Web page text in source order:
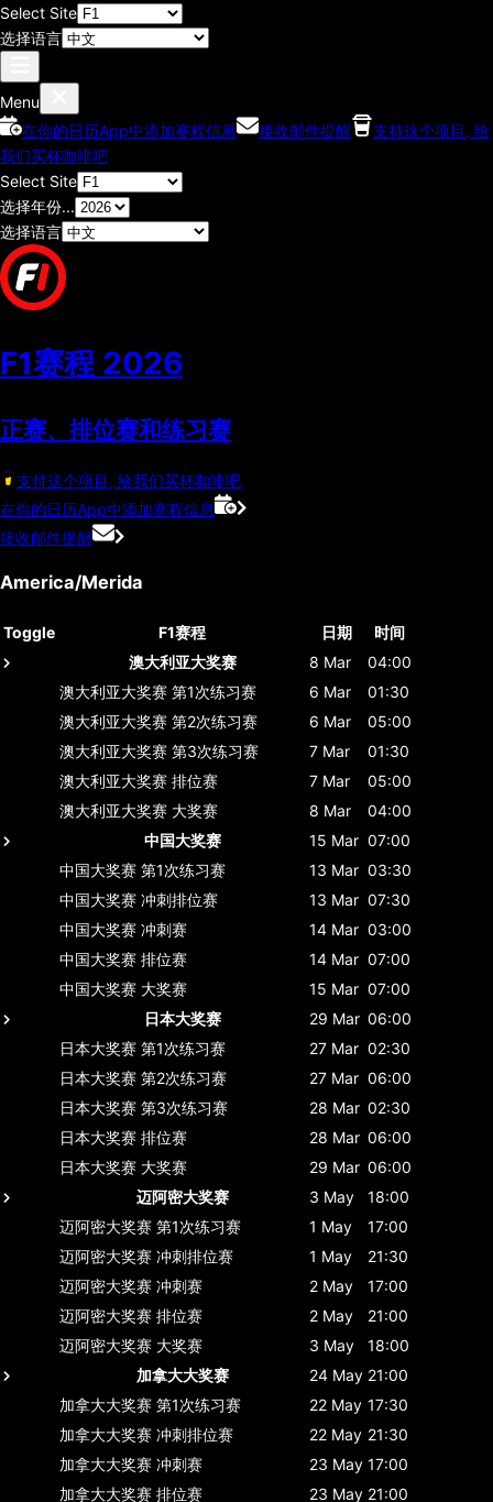
Select Site
选择语言
Menu
在你的日历App中添加赛程信息
接收邮件提醒
支持这个项目, 给
我们买杯咖啡吧
Select Site
选择年份...
选择语言
F1赛程 2026
正赛、排位赛和练习赛
支持这个项目, 给我们买杯咖啡吧
在你的日历App中添加赛程信息
接收邮件提醒
America/Merida
Toggle F1赛程 日期
时间
澳大利亚大奖赛
8 Mar
04:00
澳大利亚大奖赛 第1次练习赛 6 Mar
01:30
澳大利亚大奖赛 第2次练习赛 6 Mar
05:00
澳大利亚大奖赛 第3次练习赛 7 Mar
01:30
澳大利亚大奖赛 排位赛 7 Mar
05:00
澳大利亚大奖赛 大奖赛 8 Mar
04:00
中国大奖赛
15 Mar 07:00
中国大奖赛 第1次练习赛 13 Mar 03:30
中国大奖赛 冲刺排位赛 13 Mar 07:30
中国大奖赛 冲刺赛 14 Mar 03:00
中国大奖赛 排位赛 14 Mar 07:00
中国大奖赛 大奖赛 15 Mar 07:00
日本大奖赛
29 Mar 06:00
日本大奖赛 第1次练习赛 27 Mar 02:30
日本大奖赛 第2次练习赛 27 Mar 06:00
日本大奖赛 第3次练习赛 28 Mar 02:30
日本大奖赛 排位赛 28 Mar 06:00
日本大奖赛 大奖赛 29 Mar 06:00
迈阿密大奖赛
3 May
18:00
迈阿密大奖赛 第1次练习赛 1 May
17:00
迈阿密大奖赛 冲刺排位赛 1 May
21:30
迈阿密大奖赛 冲刺赛 2 May
17:00
迈阿密大奖赛 排位赛 2 May
21:00
迈阿密大奖赛 大奖赛 3 May
18:00
加拿大大奖赛
24 May 21:00
加拿大大奖赛 第1次练习赛 22 May 17:30
加拿大大奖赛 冲刺排位赛 22 May 21:30
加拿大大奖赛 冲刺赛 23 May 17:00
加拿大大奖赛 排位赛 23 May 21:00